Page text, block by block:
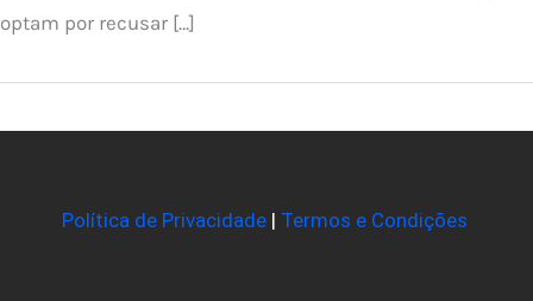
optam por recusar […]
Política de Privacidade| Termos e Condições